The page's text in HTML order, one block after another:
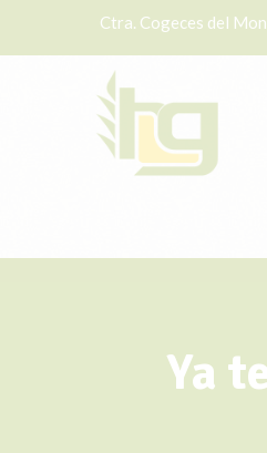
Ctra. Cogeces del
Ya